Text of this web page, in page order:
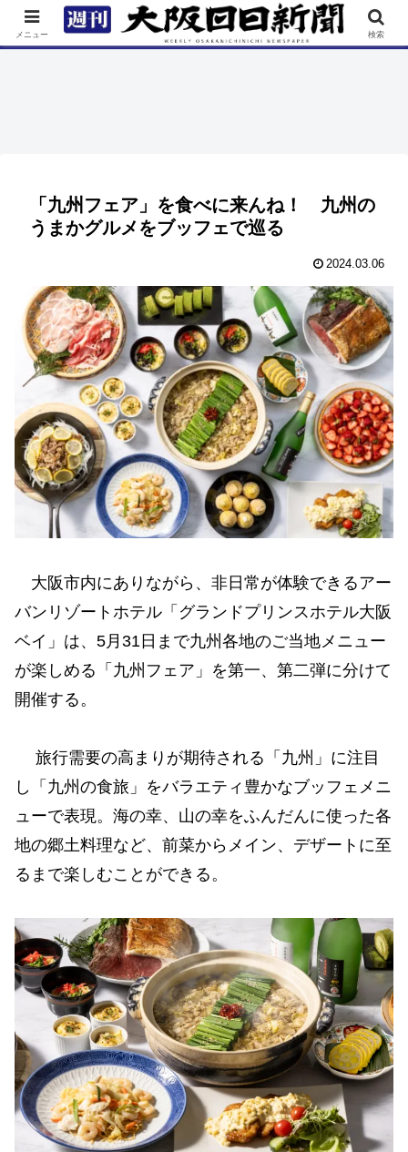
TOP 特集 ニュース 連載 街ネタ イベント
「九州フェア」を食べに来んね！ 九州の
うまかグルメをブッフェで巡る
2024.03.06
大阪市内にありながら、非日常が体験できるアー
バンリゾートホテル「グランドプリンスホテル大阪
ベイ」は、5月31日まで九州各地のご当地メニュー
が楽しめる「九州フェア」を第一、第二弾に分けて
開催する。
旅行需要の高まりが期待される「九州」に注目
し「九州の食旅」をバラエティ豊かなブッフェメニ
ューで表現。海の幸、山の幸をふんだんに使った各
地の郷土料理など、前菜からメイン、デザートに至
るまで楽しむことができる。
メニュー 検索